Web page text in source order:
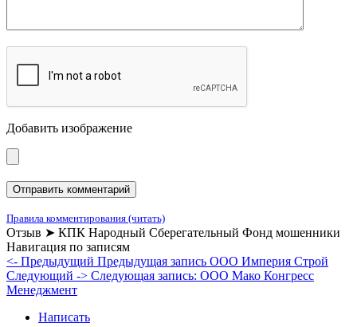
Добавить изображение
Правила комментирования (читать)
Отзыв ➤ КПК Народный Сберегательный Фонд мошенники
Навигация по записям
<- Предыдущий Предыдущая запись ООО Империя Строй
Следующий -> Следующая запись: ООО Мако Конгресс
Менеджмент
Написать